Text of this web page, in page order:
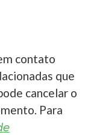
contato
que
cancelar o
Para